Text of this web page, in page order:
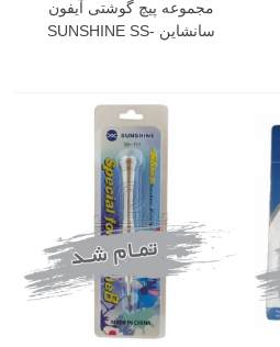
مجموعه پیچ گوشتی آیفون
سانشاین SUNSHINE SS-